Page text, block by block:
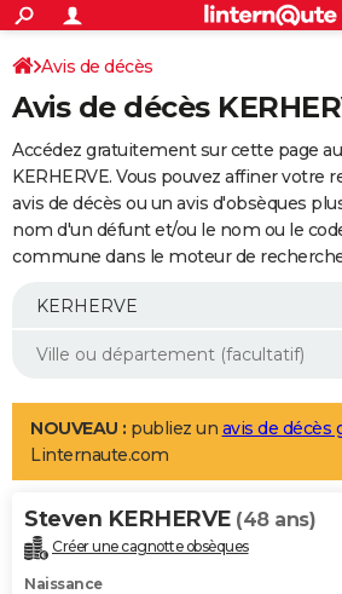
ACTUALITÉS
Politique
Société
Faits Divers
Education
Monde
Villes
+
SPORT
Coupe du monde 2026
Football
Tennis
Cyclisme
Rugby
Forum
Programme TV
TNT
Streaming
Cinéma
Sorties cinéma
Musique
+
FINANCE
Retraite
Epargne
Immobilier
Risques naturels par ville
Banque
Assurance
AUTO
Essais
Réserver un essai
Citadines
Berlines
SUV
Forum auto
+
Mobiles
Meilleur smartphone
Internet
Ordinateurs
Jeux vidéo
Guide high-tech
Aménagement intérieur
LIFESTYLE
Art de vivre
Bien-être
Loisirs
Mode
Modes de vie
Alimentation
Guide de la santé
Maladies
Médicaments
Sommeil
VOYAGE
Destinations
City break
Voyage nature
Voyage de noces
Forum
Climat
+PHOTO
Avis de décès
Avis de décès
Accédez gratuitement sur cette page
KERHERVE. Vous pouvez affiner votre
avis de décès ou un avis d'obsèques
nom d'un défunt et/ou le nom ou le
commune dans le moteur de
NOUVEAU : publiez un avis de décès
Linternaute.com
Steven KERHERVE (48 ans)
Créer une cagnotte obsèques
Naissance